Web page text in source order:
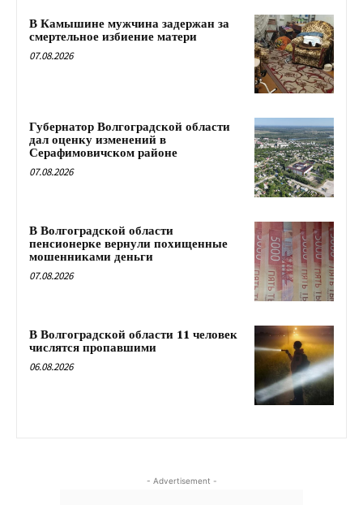
В Камышине мужчина задержан за
смертельное избиение матери
07.08.2026
Губернатор Волгоградской области
дал оценку изменений в
Серафимовичском районе
07.08.2026
В Волгоградской области
пенсионерке вернули похищенные
мошенниками деньги
07.08.2026
В Волгоградской области 11 человек
числятся пропавшими
06.08.2026
- Advertisement -